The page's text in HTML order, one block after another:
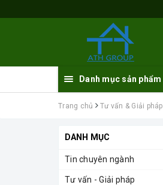
Danh mục sản phẩm
Trang chủ Tư vấn & Giải pháp
DANH MỤC
Tin chuyên ngành
Tư vấn - Giải pháp